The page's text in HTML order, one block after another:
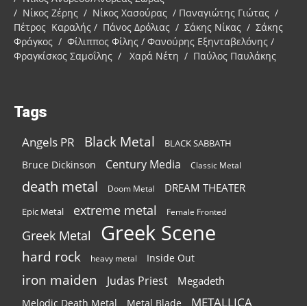
/ Νίκος Ζέρης / Νίκος Χασούρας / Παναγιώτης Γιώτας /
Πέτρος Καραλής / Πάνος Δρόλιας / Σάκης Νίκας / Σάκης
Φράγκος / Φίλιππος Φίλης / Φανούρης Εξηνταβελόνης /
Φραγκίσκος Σαμοΐλης / Χαρά Νέτη / Παύλος Παυλάκης
Tags
Angels PR Black Metal BLACK SABBATH
Bruce Dickinson Century Media Classic Metal
death metal Doom Metal DREAM THEATER
Epic Metal extreme metal Female Fronted
Greek Metal Greek Scene
hard rock heavy metal Inside Out
iron maiden Judas Priest Megadeth
Melodic Death Metal Metal Blade METALLICA